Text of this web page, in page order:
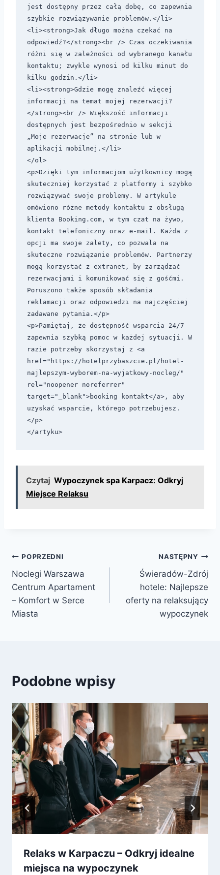
jest dostępny przez całą dobę, co zapewnia
szybkie rozwiązywanie problemów.</li>
<li><strong>Jak długo można czekać na
odpowiedź?</strong><br /> Czas oczekiwania
różni się w zależności od wybranego kanału
kontaktu; zwykle wynosi od kilku minut do
kilku godzin.</li>
<li><strong>Gdzie mogę znaleźć więcej
informacji na temat mojej rezerwacji?
</strong><br /> Większość informacji
dostępnych jest bezpośrednio w sekcji
„Moje rezerwacje” na stronie lub w
aplikacji mobilnej.</li>
</ol>
<p>Dzięki tym informacjom użytkownicy mogą
skuteczniej korzystać z platformy i szybko
rozwiązywać swoje problemy. W artykule
omówiono różne metody kontaktu z obsługą
klienta Booking.com, w tym czat na żywo,
kontakt telefoniczny oraz e-mail. Każda z
opcji ma swoje zalety, co pozwala na
skuteczne rozwiązanie problemów. Partnerzy
mogą korzystać z extranet, by zarządzać
rezerwacjami i komunikować się z gośćmi.
Poruszono także sposób składania
reklamacji oraz odpowiedzi na najczęściej
zadawane pytania.</p>
<p>Pamiętaj, że dostępność wsparcia 24/7
zapewnia szybką pomoc w każdej sytuacji. W
razie potrzeby skorzystaj z <a
href="https://hotelprzybaszcie.pl/hotel-
najlepszym-wyborem-na-wyjatkowy-nocleg/"
rel="noopener noreferrer"
target="_blank">booking kontakt</a>, aby
uzyskać wsparcie, którego potrzebujesz.
</p>
</artyku>
Czytaj Wypoczynek spa Karpacz: Odkryj
Miejsce Relaksu
Nawigacja
wpisu
POPRZEDNI
Noclegi Warszawa
Centrum Apartament
– Komfort w Serce
Miasta
NASTĘPNY
Świeradów-Zdrój
hotele: Najlepsze
oferty na relaksujący
wypoczynek
Podobne wpisy
Relaks w Karpaczu – Odkryj idealne
miejsca na wypoczynek